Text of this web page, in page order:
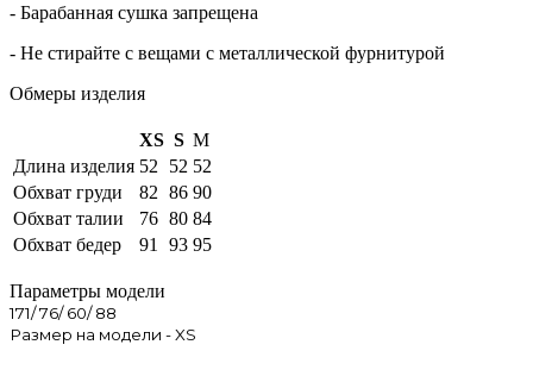
- Барабанная сушка запрещена
- Не стирайте с вещами с металлической фурнитурой
Обмеры изделия
XS S M
Длина изделия 52 52 52
Обхват груди
82 86 90
Обхват талии
76 80 84
Обхват бедер
91 93 95
Параметры модели
171/ 76/ 60/ 88
Размер на модели - XS